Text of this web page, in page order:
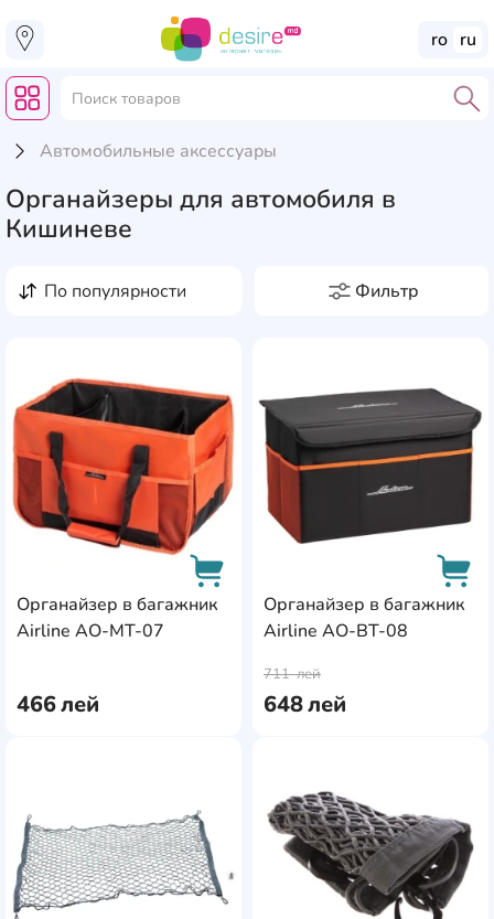
ro ru
Автомобильные аксессуары
Органайзеры для автомобиля в
Кишиневе
Цена, лей
Производители
Airline
Amio
Lionelo 1
Фильтр
по популярности
Органайзер в багажник
Airline AO-MT-07
466лей
Органайзер в багажник
Airline AO-BT-08
648лей
711лей